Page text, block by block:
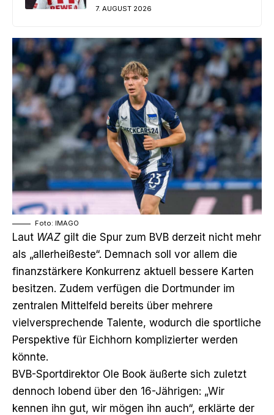
7. AUGUST 2026
Foto: IMAGO
Laut WAZ gilt die Spur zum BVB derzeit nicht mehr
als „allerheißeste“. Demnach soll vor allem die
finanzstärkere Konkurrenz aktuell bessere Karten
besitzen. Zudem verfügen die Dortmunder im
zentralen Mittelfeld bereits über mehrere
vielversprechende Talente, wodurch die sportliche
Perspektive für Eichhorn komplizierter werden
könnte.
BVB-Sportdirektor Ole Book äußerte sich zuletzt
dennoch lobend über den 16-Jährigen: „Wir
kennen ihn gut, wir mögen ihn auch“, erklärte der